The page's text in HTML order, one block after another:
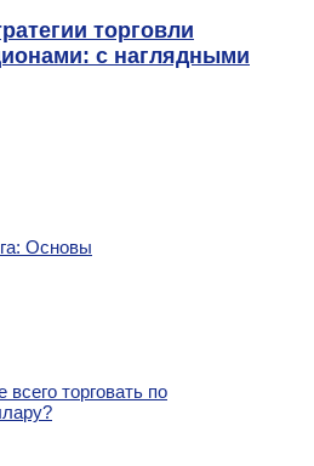
торговли
с наглядными
Основы
торговать по